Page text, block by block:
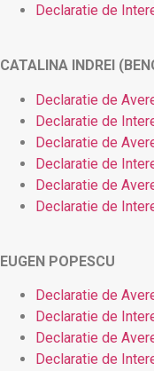
Declaratie de
CATALINA INDREI
Declaratie de
Declaratie de
Declaratie de
Declaratie de
Declaratie de
Declaratie de
EUGEN POPESCU
Declaratie de
Declaratie de
Declaratie de
Declaratie de